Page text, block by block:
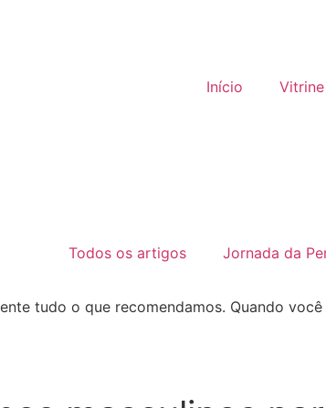
Início
Todos os artigos Jornada da
tudo o que recomendamos. Quando